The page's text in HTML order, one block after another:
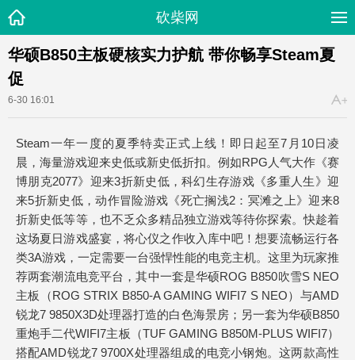
砍柴网
华硕B850主板硬核实力护航 带你畅享Steam夏
促
6-30 16:01
Steam一年一度的夏季特卖正式上线！即日起至7月10日凌
晨，海量游戏迎来史低或新史低折扣。例如RPG人气大作《赛
博朋克2077》迎来3折新史低，科幻生存游戏《多重人生》迎
来5折新史低，动作冒险游戏《死亡搁浅2：冥滩之上》迎来8
折新史低等等，也不乏众多精品独立游戏等待你探索。快趁着
这场夏日游戏盛宴，将心仪之作收入库中吧！想要流畅运行各
类3A游戏，一定需要一台强悍性能的电竞主机。这里为玩家推
荐两套潮流电竞平台，其中一套是华硕ROG B850吹雪S NEO
主板（ROG STRIX B850-A GAMING WIFI7 S NEO）与AMD
锐龙7 9850X3D处理器打造的白色海景房；另一套为华硕B850
重炮手二代WIFI7主板（TUF GAMING B850M-PLUS WIFI7）
搭配AMD锐龙7 9700X处理器组成的电竞小钢炮。这两款高性